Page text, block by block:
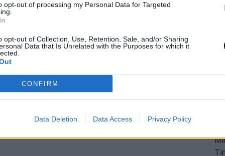
opt-out of processing my Personal Data for Targeted
opt-out of Collection, Use, Retention, Sale, and/or Sharing
Data that Is Unrelated with the Purposes for which it
CONFIRM
Data Deletion Data Access Privacy Policy
0W0gEVN4UM
2022